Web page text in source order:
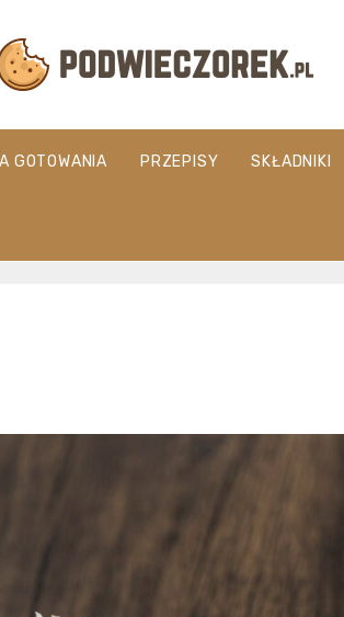
GOTOWANIA PRZEPISY SKŁADNIKI